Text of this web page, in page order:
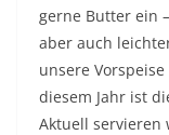
gerne Butter ein
aber auch
unsere
diesem Jahr ist
Aktuell servieren